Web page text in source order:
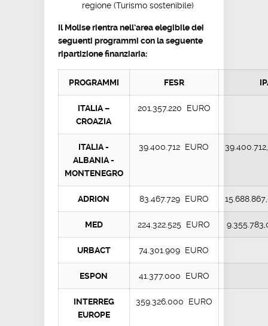
regione (Turismo sostenibile)
Il Molise rientra nell’area elegibile dei
seguenti programmi con la seguente
ripartizione finanziaria:
PROGRAMMI FESR
ITALIA –
CROAZIA
201.357.220 EURO
ITALIA -
ALBANIA -
MONTENEGRO
39.400.712 EURO
ADRION 83.467.729 EURO
MED 224.322.525 EURO
URBACT 74.301.909 EURO
ESPON 41.377.000 EURO
INTERREG
EUROPE
359.326.000 EURO